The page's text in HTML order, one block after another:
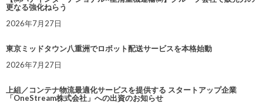
更なる強化ねらう
2026年7月27日
東京ミッドタウン八重洲でロボット配送サービスを本格始動
2026年7月27日
上組／コンテナ物流最適化サービスを提供する スタートアップ企業
「OneStream株式会社」への出資のお知らせ